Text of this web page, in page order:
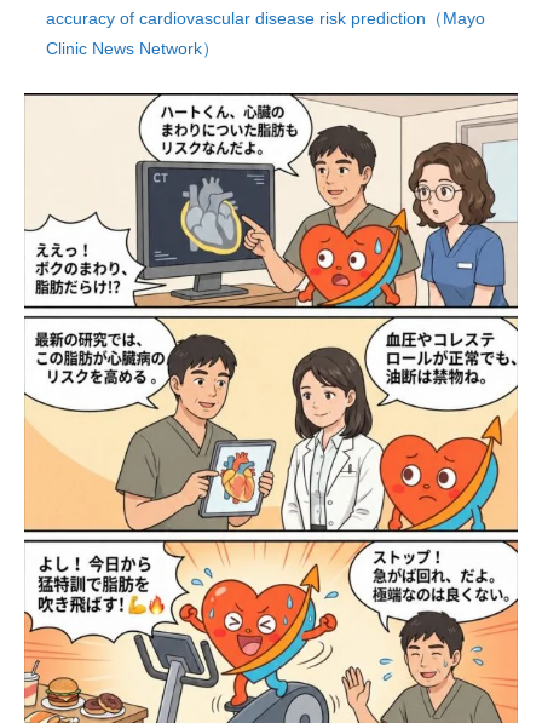
accuracy of cardiovascular disease risk prediction（Mayo
Clinic News Network）